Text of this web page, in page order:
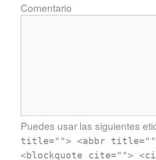
Comentario
Puedes usar las siguientes
title=""> <abbr
<blockquote cite="">